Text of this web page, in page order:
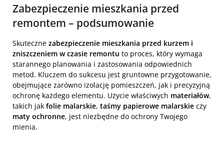
Zabezpieczenie mieszkania przed
remontem – podsumowanie
Skuteczne zabezpieczenie mieszkania przed kurzem i
zniszczeniem w czasie remontu to proces, który wymaga
starannego planowania i zastosowania odpowiednich
metod. Kluczem do sukcesu jest gruntowne przygotowanie,
obejmujące zarówno izolację pomieszczeń, jak i precyzyjną
ochronę każdego elementu. Użycie właściwych materiałów,
takich jak folie malarskie, taśmy papierowe malarskie czy
maty ochronne, jest niezbędne do ochrony Twojego
mienia.